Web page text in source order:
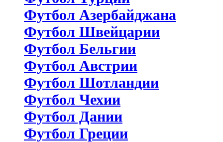
Футбол Азербайджана
Футбол Швейцарии
Футбол Бельгии
Футбол Австрии
Футбол Шотландии
Футбол Чехии
Футбол Дании
Футбол Греции